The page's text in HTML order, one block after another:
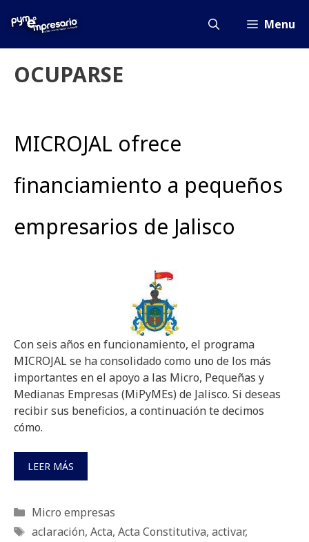
Menu
OCUPARSE
MICROJAL ofrece
financiamiento a pequeños
empresarios de Jalisco
Con seis años en funcionamiento, el programa
MICROJAL se ha consolidado como uno de los más
importantes en el apoyo a las Micro, Pequeñas y
Medianas Empresas (MiPyMEs) de Jalisco. Si deseas
recibir sus beneficios, a continuación te decimos
cómo.
LEER MÁS
Categorías
Micro empresas
Etiquetas
aclaración, Acta, Acta Constitutiva, activar,